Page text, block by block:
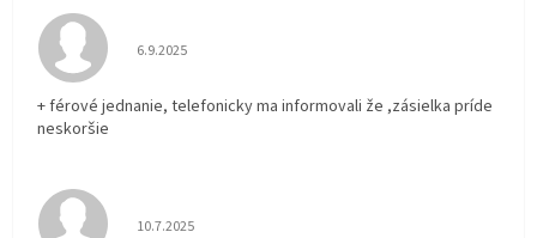
Hodnotenie obchodu je 5 z 5 hviezdičiek.
6.9.2025
+ férové jednanie, telefonicky ma informovali že ,zásielka príde
neskoršie
Hodnotenie obchodu je 5 z 5 hviezdičiek.
10.7.2025